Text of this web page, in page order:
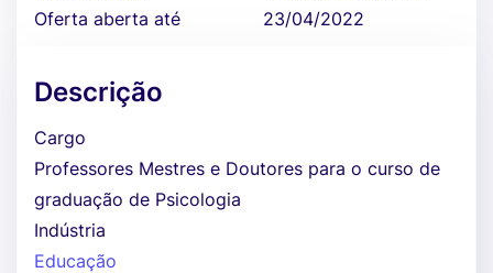
Oferta aberta até
23/04/2022
Descrição
Cargo
Professores Mestres e Doutores para o curso de
graduação de Psicologia
Indústria
Educação